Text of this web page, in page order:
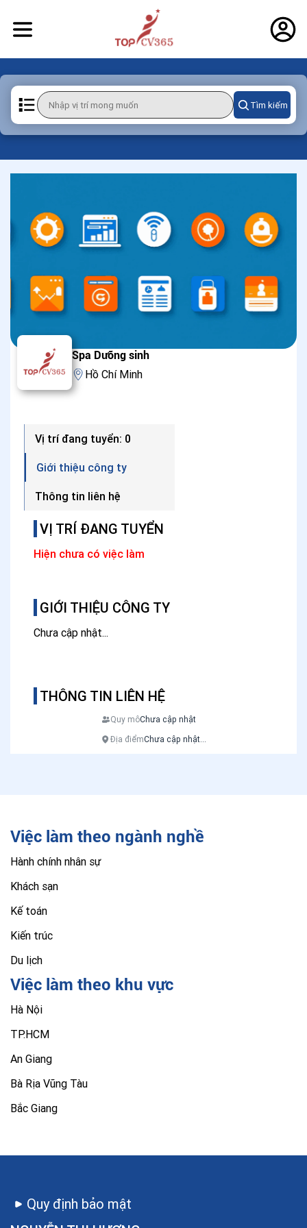
Tìm kiếm
Spa Dưỡng sinh
Hồ Chí Minh
VỊ TRÍ ĐANG TUYỂN
Hiện chưa có việc làm
GIỚI THIỆU CÔNG TY
Chưa cập nhật...
THÔNG TIN LIÊN HỆ
Quy môChưa cập nhật
Địa điểmChưa cập nhật...
Vị trí đang tuyển: 0
Giới thiệu công ty
Thông tin liên hệ
Việc làm theo ngành nghề
Hành chính nhân sự
Khách sạn
Kế toán
Kiến trúc
Du lịch
Việc làm theo khu vực
Hà Nội
TP.HCM
An Giang
Bà Rịa Vũng Tàu
Bắc Giang
Quy định bảo mật